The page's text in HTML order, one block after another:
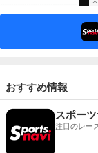
おすすめ情報
スポー
注目のレー